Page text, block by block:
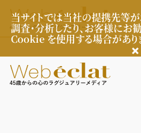
当サイトでは当社の提携先等
調査・分析したり、お客様に
Cookie を使用する場合があり